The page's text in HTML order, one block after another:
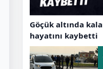
Göçük altında
hayatını kaybetti